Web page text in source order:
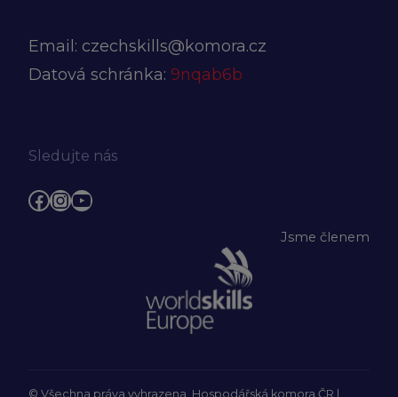
Email: czechskills@komora.cz
Datová schránka: 9nqab6b
Sledujte nás
Facebook
Instagram
YouTube
Jsme členem
© Všechna práva vyhrazena, Hospodářská komora ČR |